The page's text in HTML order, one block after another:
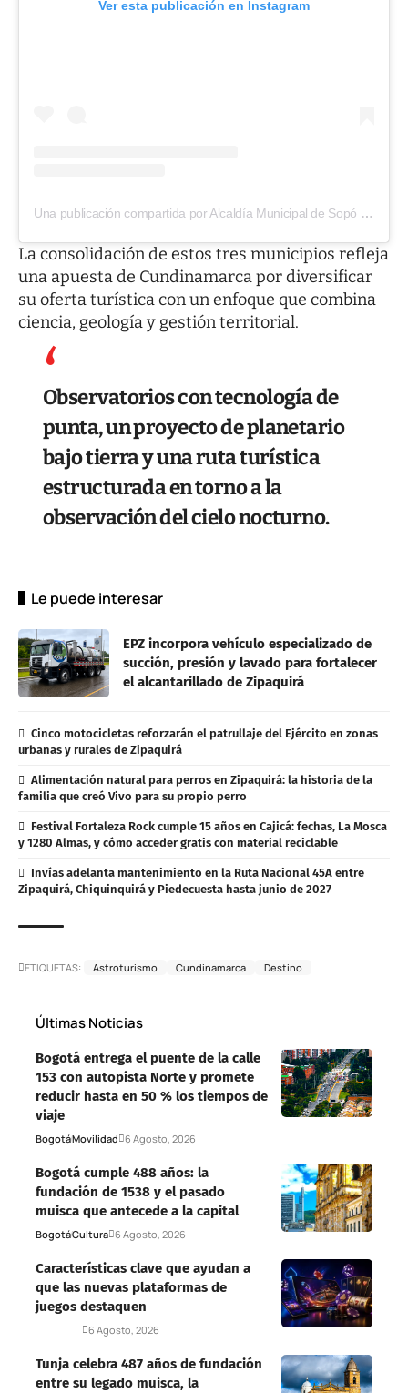
Ver esta publicación en Instagram
Una publicación compartida por Alcaldía Municipal de Sopó (@alcaldiadesopo)
La consolidación de estos tres municipios refleja
una apuesta de Cundinamarca por diversificar
su oferta turística con un enfoque que combina
ciencia, geología y gestión territorial.
Observatorios con tecnología de
punta, un proyecto de planetario
bajo tierra y una ruta turística
estructurada en torno a la
observación del cielo nocturno.
Le puede interesar
EPZ incorpora vehículo especializado de
succión, presión y lavado para fortalecer
el alcantarillado de Zipaquirá
Cinco motocicletas reforzarán el patrullaje del Ejército en zonas
urbanas y rurales de Zipaquirá
Alimentación natural para perros en Zipaquirá: la historia de la
familia que creó Vivo para su propio perro
Festival Fortaleza Rock cumple 15 años en Cajicá: fechas, La Mosca
y 1280 Almas, y cómo acceder gratis con material reciclable
Invías adelanta mantenimiento en la Ruta Nacional 45A entre
Zipaquirá, Chiquinquirá y Piedecuesta hasta junio de 2027
ETIQUETAS: Astroturismo Cundinamarca Destino
Últimas Noticias
Bogotá entrega el puente de la calle
153 con autopista Norte y promete
reducir hasta en 50 % los tiempos de
viaje
BogotáMovilidad 6 Agosto, 2026
Bogotá cumple 488 años: la
fundación de 1538 y el pasado
muisca que antecede a la capital
BogotáCultura 6 Agosto, 2026
Características clave que ayudan a
que las nuevas plataformas de
juegos destaquen
6 Agosto, 2026
Tunja celebra 487 años de fundación
entre su legado muisca, la